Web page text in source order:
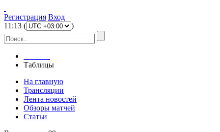
Регистрация Вход
11 :13 ( )
Таблицы
На главную
Трансляции
Лента новостей
Обзоры матчей
Статьи